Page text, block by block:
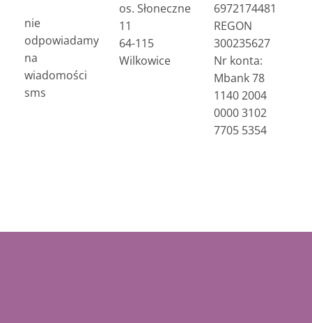
nie
odpowiadamy
na
wiadomości
sms
os. Słoneczne
11
64-115
Wilkowice
6972174481
REGON
300235627
Nr konta:
Mbank 78
1140 2004
0000 3102
7705 5354